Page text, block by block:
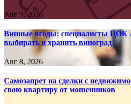
Авг 9, 2026
Винные ягоды: специалисты ЦОК
выбирать и хранить виноград
Авг 8, 2026
Самозапрет на сделки с
свою квартиру от мошенников